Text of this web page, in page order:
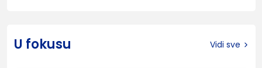
U fokusu Vidi sve